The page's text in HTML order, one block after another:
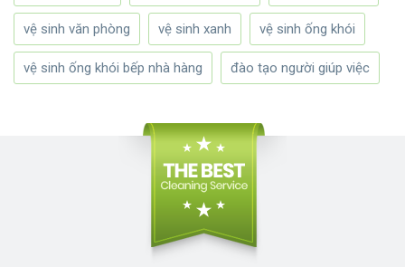
vệ sinh văn phòng vệ sinh xanh vệ sinh ống khói
vệ sinh ống khói bếp nhà hàng đào tạo người giúp việc